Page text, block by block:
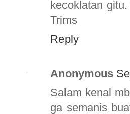
kecoklatan
Trims
Reply
Anonymous
Salam kenal
ga semanis